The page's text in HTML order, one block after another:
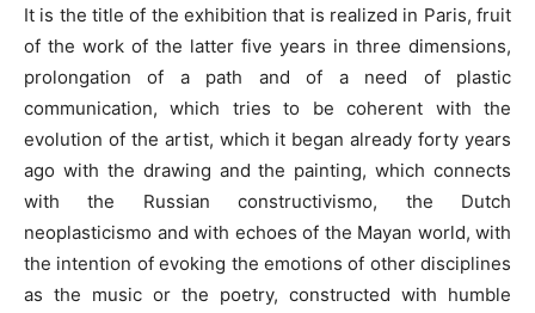
It is the title of the exhibition that is realized in Paris, fruit
of the work of the latter five years in three dimensions,
prolongation of a path and of a need of plastic
communication, which tries to be coherent with the
evolution of the artist, which it began already forty years
ago with the drawing and the painting, which connects
with the Russian constructivismo, the Dutch
neoplasticismo and with echoes of the Mayan world, with
the intention of evoking the emotions of other disciplines
as the music or the poetry, constructed with humble